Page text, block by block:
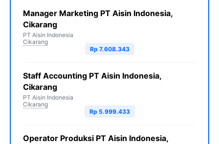
Manager Marketing PT Aisin Indonesia,
Cikarang
PT Aisin Indonesia
Cikarang
Rp 7.608.343
Staff Accounting PT Aisin Indonesia,
Cikarang
PT Aisin Indonesia
Cikarang
Rp 5.999.433
Operator Produksi PT Aisin Indonesia,